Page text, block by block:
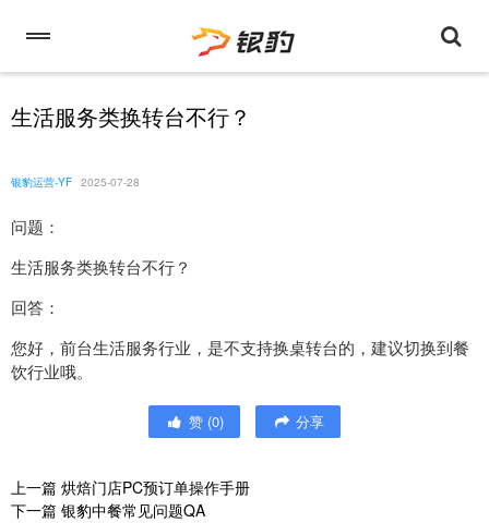
生活服务类换转台不行？
银豹运营-YF 2025-07-28
问题：
生活服务类换转台不行？
回答：
您好，前台生活服务行业，是不支持换桌转台的，建议切换到餐
饮行业哦。
赞 (0) 分享
上一篇 烘焙门店PC预订单操作手册
下一篇 银豹中餐常见问题QA